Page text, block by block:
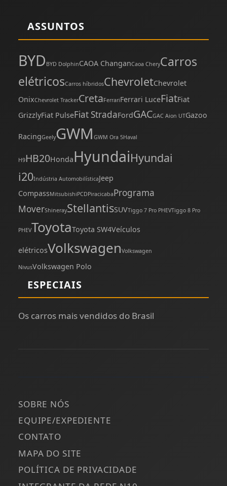
ASSUNTOS
BYD BYD DolphinCAOA ChanganCaoa CheryCarros
elétricosCarros híbridosChevroletChevrolet
OnixChevrolet TrackerCretaFerrariFerrari LuceFiatFiat
GrizzlyFiat PulseFiat StradaFordGACGAC Aion UTGazoo
RacingGeelyGWM GWM Ora 5Haval
H9HB20HondaHyundaiHyundai
i20Indústria AutomobilísticaJeep
CompassMitsubishiPCDPiracicabaPrograma
MoverShinerayStellantisSUVTiggo 7 Pro PHEVTiggo 8 Pro
PHEVToyotaToyota SW4Veículos
elétricosVolkswagenVolkswagen
NivusVolkswagen Polo
ESPECIAIS
Os carros mais vendidos do Brasil
SOBRE NÓS
EQUIPE/EXPEDIENTE
CONTATO
MAPA DO SITE
POLÍTICA DE PRIVACIDADE